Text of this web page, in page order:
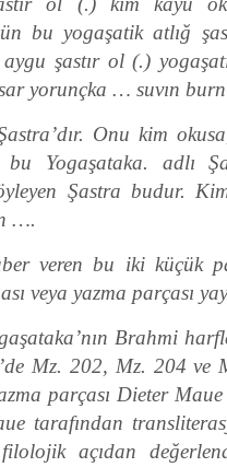
bu yogaşatik atlığ
şastır ol (.)
yorunçka … suvın
Onu kim
Yogaşataka. adlı
Şastra budur.
….
veren bu iki küçük
veya yazma parçası
Brahmi
Mz. 202, Mz. 204 ve
parçası Dieter
tarafından
filolojik açıdan